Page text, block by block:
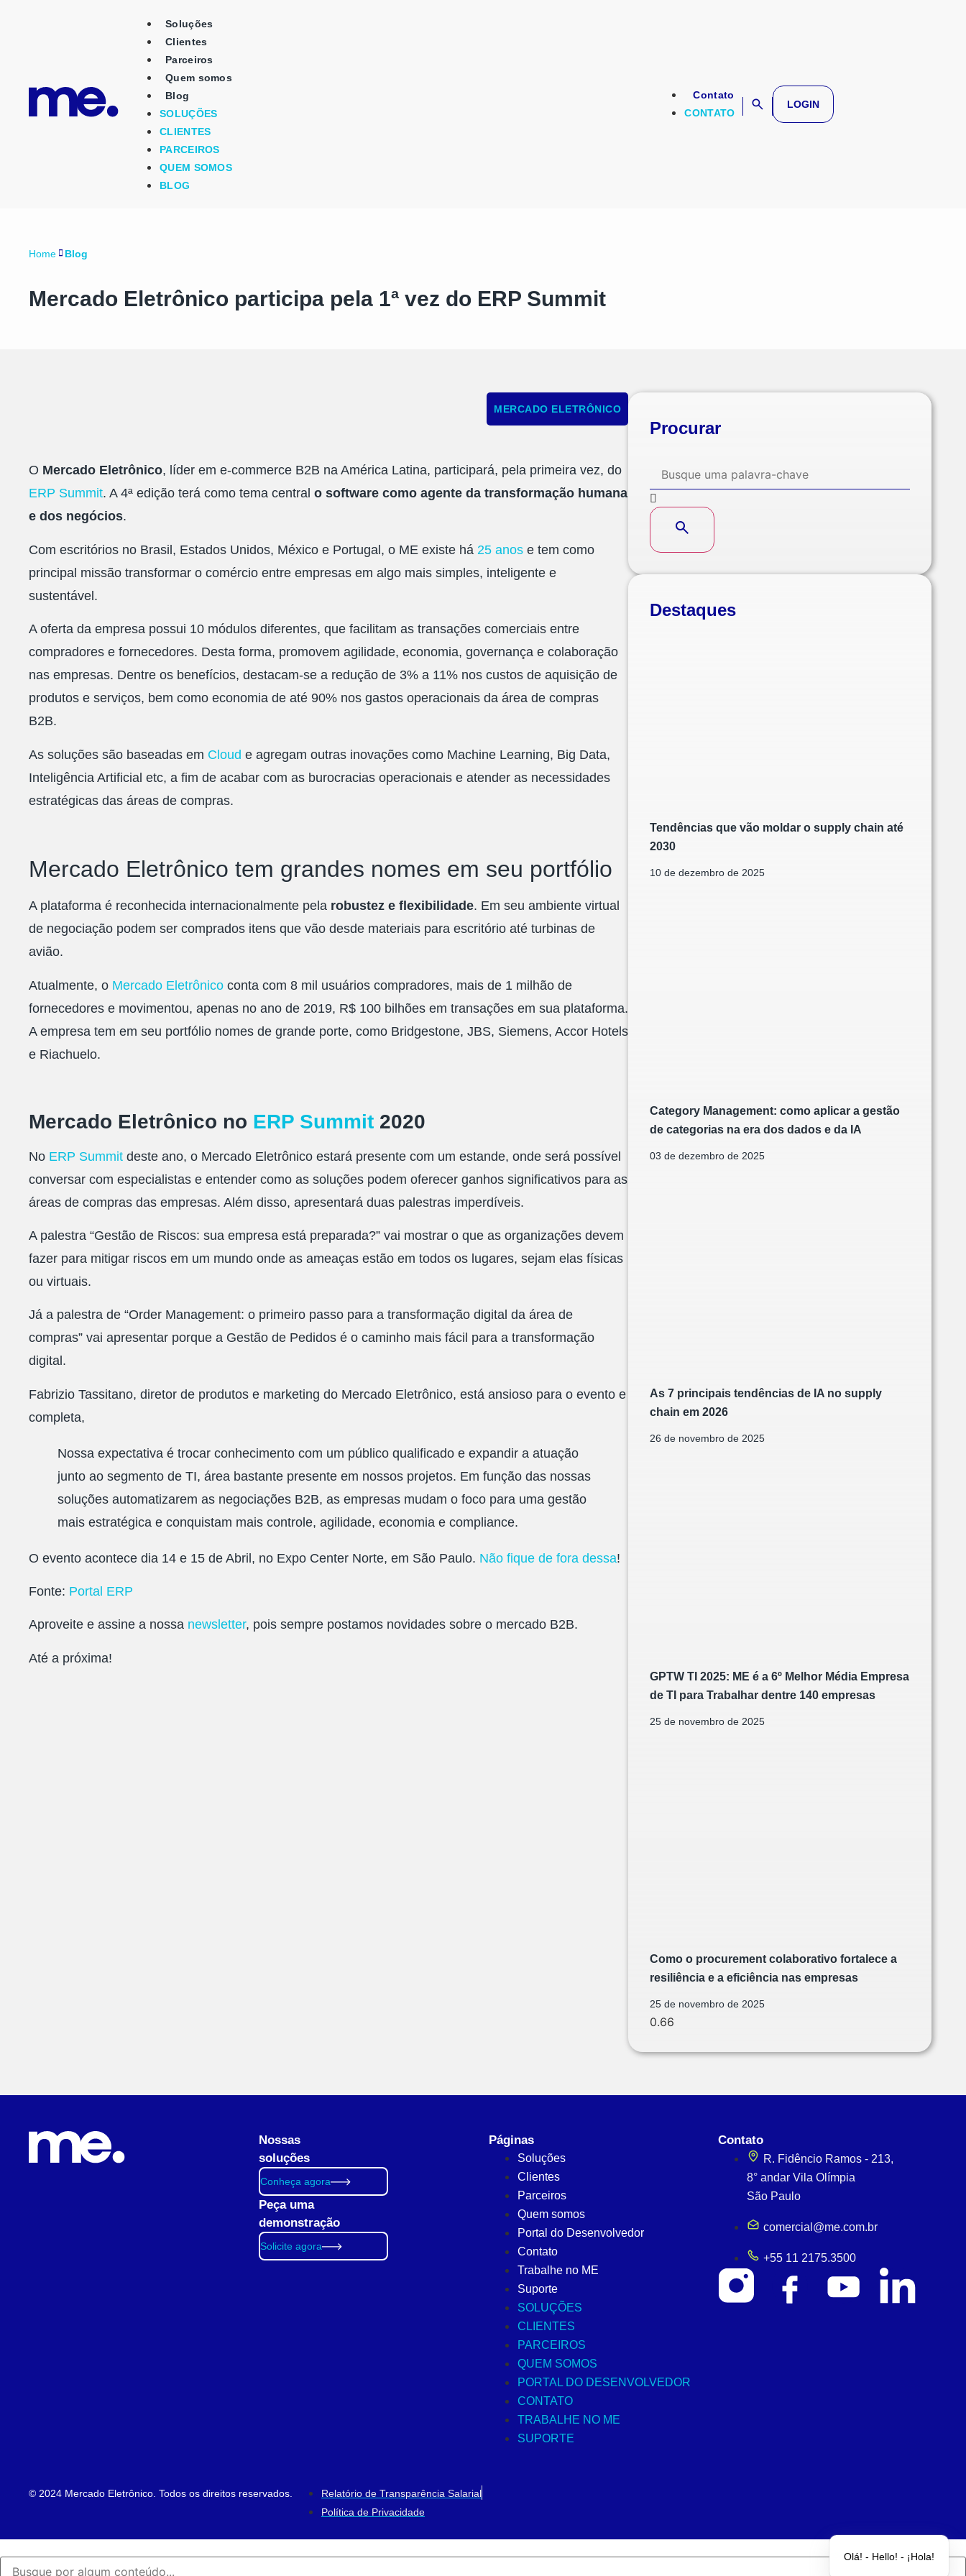
Soluções
Clientes
Parceiros
Quem somos
Blog
SOLUÇÕES
CLIENTES
PARCEIROS
QUEM SOMOS
BLOG
Contato
CONTATO
LOGIN
Home Blog
Mercado Eletrônico participa pela 1ª vez do ERP Summit
MERCADO ELETRÔNICO
O Mercado Eletrônico, líder em e-commerce B2B na América Latina, participará, pela primeira vez, do
ERP Summit. A 4ª edição terá como tema central o software como agente da transformação humana
e dos negócios.
Com escritórios no Brasil, Estados Unidos, México e Portugal, o ME existe há 25 anos e tem como
principal missão transformar o comércio entre empresas em algo mais simples, inteligente e
sustentável.
A oferta da empresa possui 10 módulos diferentes, que facilitam as transações comerciais entre
compradores e fornecedores. Desta forma, promovem agilidade, economia, governança e colaboração
nas empresas. Dentre os benefícios, destacam-se a redução de 3% a 11% nos custos de aquisição de
produtos e serviços, bem como economia de até 90% nos gastos operacionais da área de compras
B2B.
As soluções são baseadas em Cloud e agregam outras inovações como Machine Learning, Big Data,
Inteligência Artificial etc, a fim de acabar com as burocracias operacionais e atender as necessidades
estratégicas das áreas de compras.
Mercado Eletrônico tem grandes nomes em seu portfólio
A plataforma é reconhecida internacionalmente pela robustez e flexibilidade. Em seu ambiente virtual
de negociação podem ser comprados itens que vão desde materiais para escritório até turbinas de
avião.
Atualmente, o Mercado Eletrônico conta com 8 mil usuários compradores, mais de 1 milhão de
fornecedores e movimentou, apenas no ano de 2019, R$ 100 bilhões em transações em sua plataforma.
A empresa tem em seu portfólio nomes de grande porte, como Bridgestone, JBS, Siemens, Accor Hotels
e Riachuelo.
Mercado Eletrônico no ERP Summit 2020
No ERP Summit deste ano, o Mercado Eletrônico estará presente com um estande, onde será possível
conversar com especialistas e entender como as soluções podem oferecer ganhos significativos para as
áreas de compras das empresas. Além disso, apresentará duas palestras imperdíveis.
A palestra “Gestão de Riscos: sua empresa está preparada?” vai mostrar o que as organizações devem
fazer para mitigar riscos em um mundo onde as ameaças estão em todos os lugares, sejam elas físicas
ou virtuais.
Já a palestra de “Order Management: o primeiro passo para a transformação digital da área de
compras” vai apresentar porque a Gestão de Pedidos é o caminho mais fácil para a transformação
digital.
Fabrizio Tassitano, diretor de produtos e marketing do Mercado Eletrônico, está ansioso para o evento e
completa,
Nossa expectativa é trocar conhecimento com um público qualificado e expandir a atuação
junto ao segmento de TI, área bastante presente em nossos projetos. Em função das nossas
soluções automatizarem as negociações B2B, as empresas mudam o foco para uma gestão
mais estratégica e conquistam mais controle, agilidade, economia e compliance.
O evento acontece dia 14 e 15 de Abril, no Expo Center Norte, em São Paulo. Não fique de fora dessa!
Fonte: Portal ERP
Aproveite e assine a nossa newsletter, pois sempre postamos novidades sobre o mercado B2B.
Até a próxima!
Procurar
Destaques
Tendências que vão moldar o supply chain até
2030
10 de dezembro de 2025
Category Management: como aplicar a gestão
de categorias na era dos dados e da IA
03 de dezembro de 2025
As 7 principais tendências de IA no supply
chain em 2026
26 de novembro de 2025
GPTW TI 2025: ME é a 6º Melhor Média Empresa
de TI para Trabalhar dentre 140 empresas
25 de novembro de 2025
Como o procurement colaborativo fortalece a
resiliência e a eficiência nas empresas
25 de novembro de 2025
Nossas
soluções
Conheça agora
Peça uma
demonstração
Solicite agora
Páginas
Soluções
Clientes
Parceiros
Quem somos
Portal do Desenvolvedor
Contato
Trabalhe no ME
Suporte
SOLUÇÕES
CLIENTES
PARCEIROS
QUEM SOMOS
PORTAL DO DESENVOLVEDOR
CONTATO
TRABALHE NO ME
SUPORTE
Contato
R. Fidêncio Ramos - 213,
8° andar Vila Olímpia
São Paulo
comercial@me.com.br
+55 11 2175.3500
© 2024 Mercado Eletrônico. Todos os direitos reservados.
Relatório de Transparência Salarial
Política de Privacidade
Olá! - Hello! - ¡Hola!